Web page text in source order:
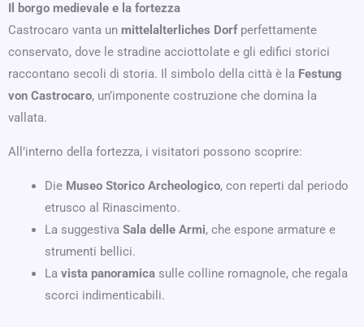
Il borgo medievale e la fortezza
Castrocaro vanta un mittelalterliches Dorfperfettamente
conservato, dove le stradine acciottolate e gli edifici storici
raccontano secoli di storia. Il simbolo della città è la Festung
von Castrocaro, un’imponente costruzione che domina la
vallata.
All’interno della fortezza, i visitatori possono scoprire:
Die Museo Storico Archeologico, con reperti dal periodo
etrusco al Rinascimento.
La suggestiva Sala delle Armi, che espone armature e
strumenti bellici.
La vista panoramica sulle colline romagnole, che regala
scorci indimenticabili.